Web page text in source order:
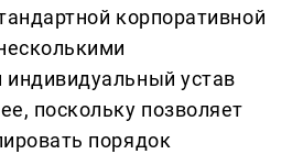
корпоративной
индивидуальный устав
поскольку позволяет
порядок